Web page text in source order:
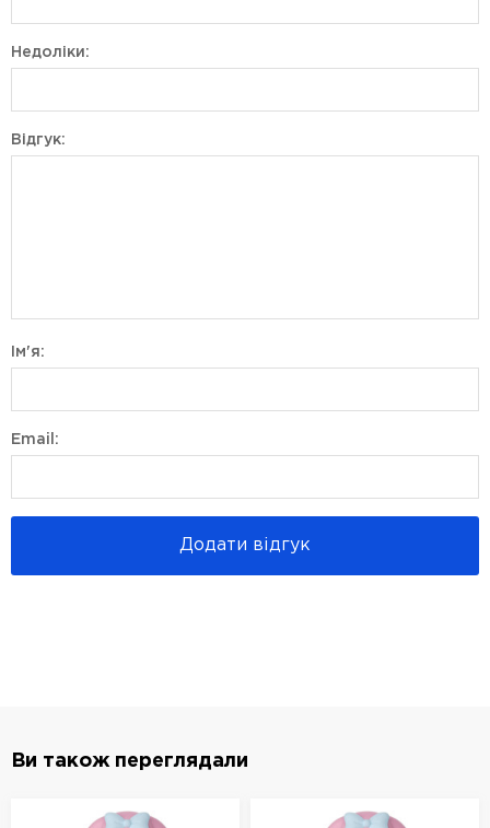
Недоліки:
Відгук:
Ім'я:
Email:
Додати відгук
Ви також переглядали